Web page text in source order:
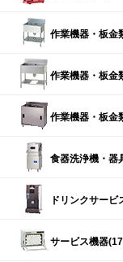
作業機器・板金
作業機器・板金
作業機器・板金
食器洗浄機・器
ドリンクサービ
サービス機器